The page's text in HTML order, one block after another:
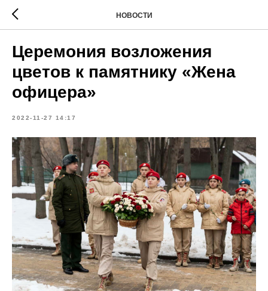
НОВОСТИ
Церемония возложения
цветов к памятнику «Жена
офицера»
2022-11-27 14:17